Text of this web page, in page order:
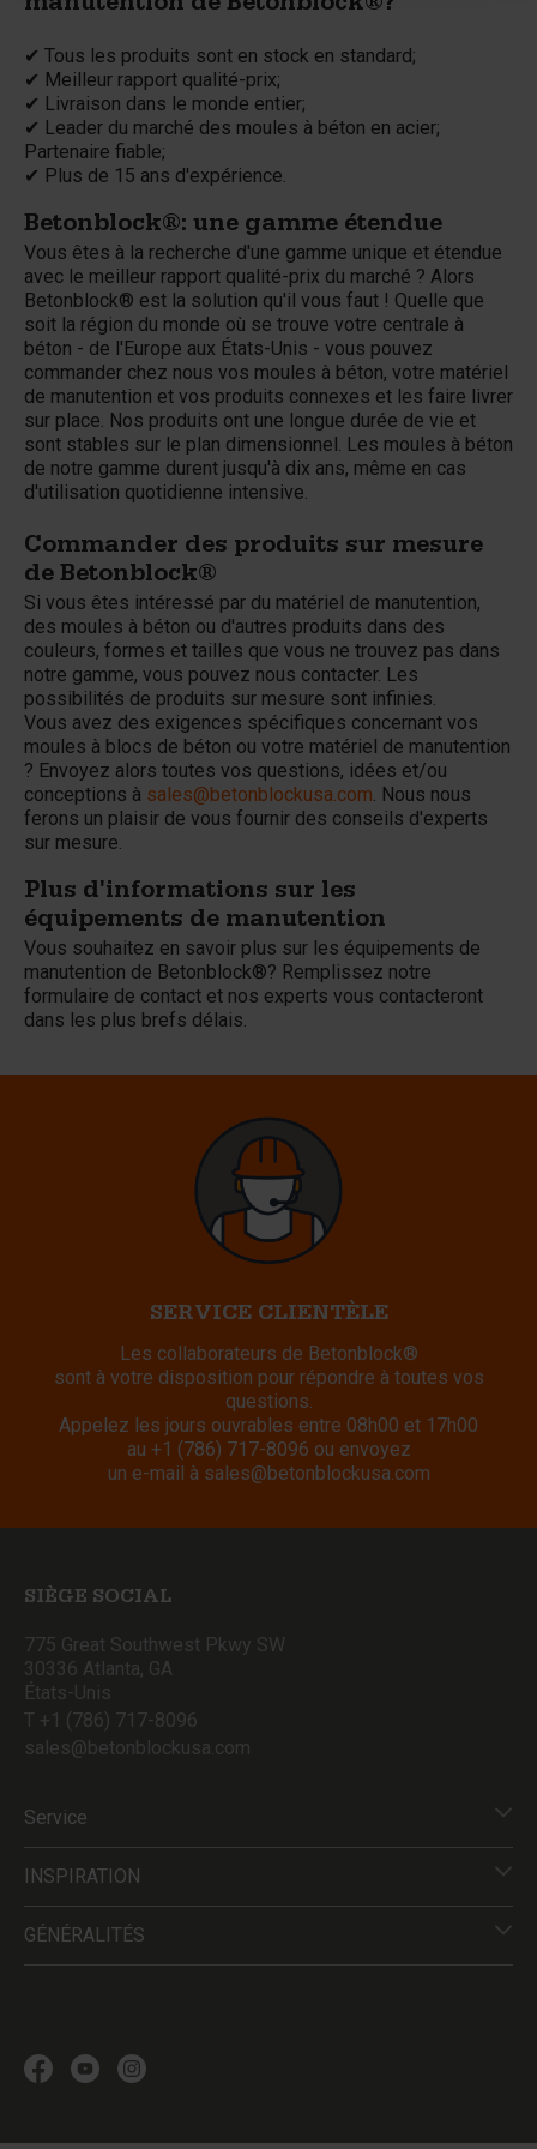
manutention de Betonblock®?
✔ Tous les produits sont en stock en standard;
✔ Meilleur rapport qualité-prix;
✔ Livraison dans le monde entier;
✔ Leader du marché des moules à béton en acier;
Partenaire fiable;
✔ Plus de 15 ans d'expérience.
Betonblock®: une gamme étendue
Vous êtes à la recherche d'une gamme unique et étendue
avec le meilleur rapport qualité-prix du marché ? Alors
Betonblock® est la solution qu'il vous faut ! Quelle que
soit la région du monde où se trouve votre centrale à
béton - de l'Europe aux États-Unis - vous pouvez
commander chez nous vos moules à béton, votre matériel
de manutention et vos produits connexes et les faire livrer
sur place. Nos produits ont une longue durée de vie et
sont stables sur le plan dimensionnel. Les moules à béton
de notre gamme durent jusqu'à dix ans, même en cas
d'utilisation quotidienne intensive.
Commander des produits sur mesure
de Betonblock®
Si vous êtes intéressé par du matériel de manutention,
des moules à béton ou d'autres produits dans des
couleurs, formes et tailles que vous ne trouvez pas dans
notre gamme, vous pouvez nous contacter. Les
possibilités de produits sur mesure sont infinies.
Vous avez des exigences spécifiques concernant vos
moules à blocs de béton ou votre matériel de manutention
? Envoyez alors toutes vos questions, idées et/ou
conceptions à sales@betonblockusa.com. Nous nous
ferons un plaisir de vous fournir des conseils d'experts
sur mesure.
Plus d'informations sur les
équipements de manutention
Vous souhaitez en savoir plus sur les équipements de
manutention de Betonblock®? Remplissez notre
formulaire de contact et nos experts vous contacteront
dans les plus brefs délais.
SERVICE CLIENTÈLE
Les collaborateurs de Betonblock®
sont à votre disposition pour répondre à toutes vos
questions.
Appelez les jours ouvrables entre 08h00 et 17h00
au +1 (786) 717-8096 ou envoyez
un e-mail à sales@betonblockusa.com
SIÈGE SOCIAL
775 Great Southwest Pkwy SW
30336 Atlanta, GA
États-Unis
T +1 (786) 717-8096
sales@betonblockusa.com
Service
INSPIRATION
GÉNÉRALITÉS